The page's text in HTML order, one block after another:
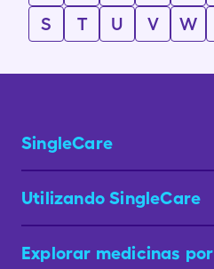
S
T U V W
SingleCare
Utilizando SingleCare
Explorar medicinas por